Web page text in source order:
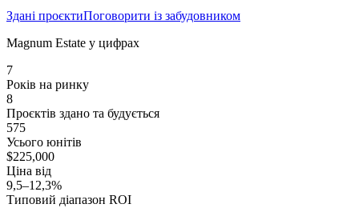
Здані проєктиПоговорити із забудовником
Magnum Estate у цифрах
7
Років на ринку
8
Проєктів здано та будується
575
Усього юнітів
$225,000
Ціна від
9,5–12,3%
Типовий діапазон ROI